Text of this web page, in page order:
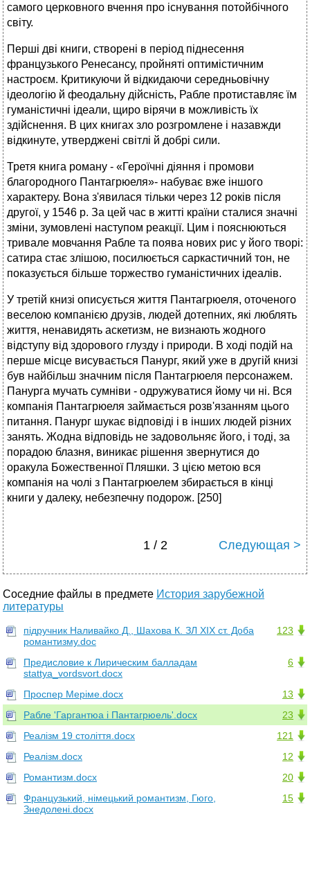
самого церковного вчення про існування потойбічного
світу.
Перші дві книги, створені в період піднесення
французького Ренесансу, пройняті оптимістичним
настроєм. Критикуючи й відкидаючи середньовічну
ідеологію й феодальну дійсність, Рабле протиставляє їм
гуманістичні ідеали, щиро вірячи в можливість їх
здійснення. В цих книгах зло розгромлене і назавжди
відкинуте, утверджені світлі й добрі сили.
Третя книга роману - «Героїчні діяння і промови
благородного Пантагрюеля»- набуває вже іншого
характеру. Вона з'явилася тільки через 12 років після
другої, у 1546 р. За цей час в житті країни сталися значні
зміни, зумовлені наступом реакції. Цим і пояснюються
тривале мовчання Рабле та поява нових рис у його творі:
сатира стає злішою, посилюється саркастичний тон, не
показується більше торжество гуманістичних ідеалів.
У третій книзі описується життя Пантагрюеля, оточеного
веселою компанією друзів, людей дотепних, які люблять
життя, ненавидять аскетизм, не визнають жодного
відступу від здорового глузду і природи. В ході подій на
перше місце висувається Панург, який уже в другій книзі
був найбільш значним після Пантагрюеля персонажем.
Панурга мучать сумніви - одружуватися йому чи ні. Вся
компанія Пантагрюеля займається розв'язанням цього
питання. Панург шукає відповіді і в інших людей різних
занять. Жодна відповідь не задовольняє його, і тоді, за
порадою блазня, виникає рішення звернутися до
оракула Божественної Пляшки. З цією метою вся
компанія на чолі з Пантагрюелем збирається в кінці
книги у далеку, небезпечну подорож. [250]
1 / 2 Следующая >
Соседние файлы в предмете История зарубежной
литературы
123
підручник Наливайко Д., Шахова К. ЗЛ ХІХ ст. Доба
романтизму.doc
6
Предисловие к Лирическим балладам
stattya_vordsvort.docx
13
Проспер Меріме.docx
23
Рабле 'Гаргантюа і Пантагрюель'.docx
121
Реалізм 19 століття.docx
12
Реалізм.docx
20
Романтизм.docx
15
Французький, німецький романтизм, Гюго,
Знедолені.docx